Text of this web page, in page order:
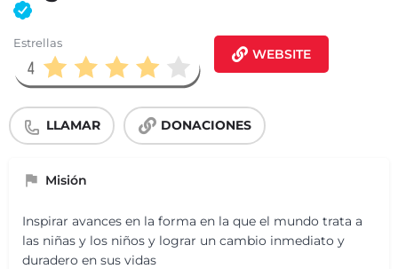
Estrellas
WEBSITE
LLAMAR DONACIONES
Misión
Inspirar avances en la forma en la que el mundo trata a
las niñas y los niños y lograr un cambio inmediato y
duradero en sus vidas